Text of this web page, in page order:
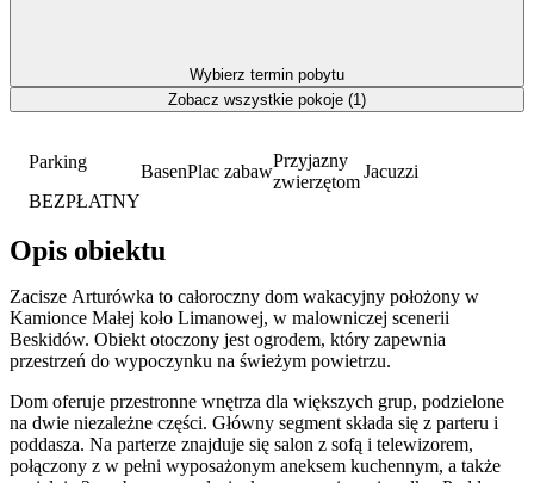
Parking
BEZPŁATNY
BasenPlac zabaw
Przyjazny
zwierzętom
Jacuzzi
Opis obiektu
Zacisze Arturówka to całoroczny dom wakacyjny położony w
Kamionce Małej koło Limanowej, w malowniczej scenerii
Beskidów. Obiekt otoczony jest ogrodem, który zapewnia
przestrzeń do wypoczynku na świeżym powietrzu.
Dom oferuje przestronne wnętrza dla większych grup, podzielone
na dwie niezależne części. Główny segment składa się z parteru i
poddasza. Na parterze znajduje się salon z sofą i telewizorem,
połączony z w pełni wyposażonym aneksem kuchennym, a także
Wybierz termin pobytu
Zobacz wszystkie pokoje (1)